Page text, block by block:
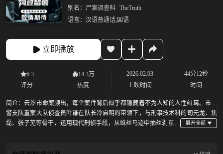
别名： 尸案调查科 TheTruth
语言： 汉语普通话,国语
立即播放
6.3
评分
14.3万
热度
2026.02.03
上映时间
44分12秒
时间
简介：云汐市命案频出，每个案件背后似乎都隐藏着不为人知的人性纠葛。市刑
警支队重案大队侦查员叶谦在队长冷启明的带领下，与刑事技术科的司元龙、焦
磊、张子芜等骨干，运用现代刑侦手段，从蛛丝马迹中抽丝剥茧，